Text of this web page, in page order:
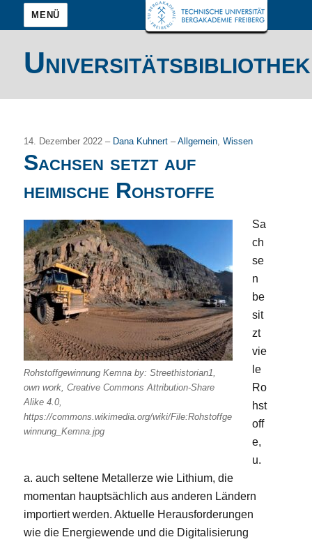
MENÜ
Universitätsbibliothek
14. Dezember 2022 – Dana Kuhnert–Allgemein,Wissen
Sachsen setzt auf
heimische Rohstoffe
Rohstoffgewinnung Kemna by: Streethistorian1,
own work, Creative Commons Attribution-Share
Alike 4.0,
https://commons.wikimedia.org/wiki/File:Rohstoffge
winnung_Kemna.jpg
Sa
ch
se
n
be
sit
zt
vie
le
Ro
hst
off
e,
u.
a. auch seltene Metallerze wie Lithium, die
momentan hauptsächlich aus anderen Ländern
importiert werden. Aktuelle Herausforderungen
wie die Energiewende und die Digitalisierung